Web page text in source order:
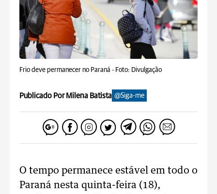
Frio deve permanecer no Paraná - Foto: Divulgação
Publicado Por Milena Batista @Siga-me
O tempo permanece estável em todo o
Paraná nesta quinta-feira (18),